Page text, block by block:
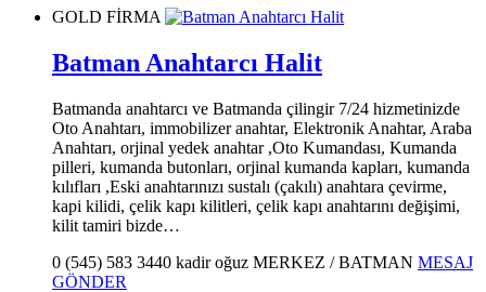
GOLD FİRMA
Batman Anahtarcı Halit
Batmanda anahtarcı ve Batmanda çilingir 7/24 hizmetinizde
Oto Anahtarı, immobilizer anahtar, Elektronik Anahtar, Araba
Anahtarı, orjinal yedek anahtar ,Oto Kumandası, Kumanda
pilleri, kumanda butonları, orjinal kumanda kapları, kumanda
kılıfları ,Eski anahtarınızı sustalı (çakılı) anahtara çevirme,
kapi kilidi, çelik kapı kilitleri, çelik kapı anahtarını değişimi,
kilit tamiri bizde…
0 (545) 583 3440 kadir oğuz MERKEZ / BATMAN MESAJ
GÖNDER